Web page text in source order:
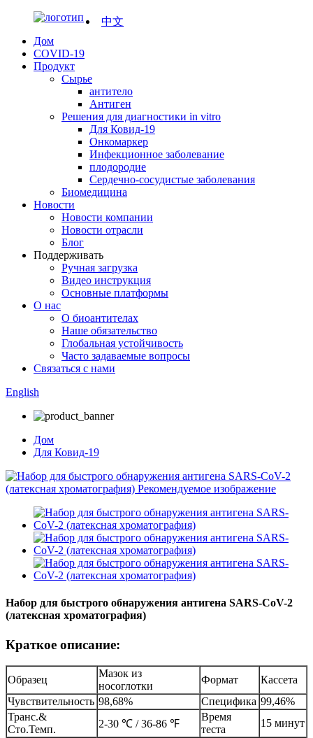
Дом
COVID-19
Продукт
Сырье
антитело
Антиген
Решения для диагностики in vitro
Для Ковид-19
Онкомаркер
Инфекционное заболевание
плодородие
Сердечно-сосудистые заболевания
Биомедицина
Новости
Новости компании
Новости отрасли
Блог
Поддерживать
Ручная загрузка
Видео инструкция
Основные платформы
О нас
О биоантителах
Наше обязательство
Глобальная устойчивость
Часто задаваемые вопросы
Связаться с нами
English
中文
Дом
Для Ковид-19
Набор для быстрого обнаружения антигена SARS-CoV-2
(латексная хроматография)
Краткое описание:
Образец
Мазок из
носоглотки
Формат
Кассета
Чувствительность 98,68% Специфика 99,46%
Транс.&
Сто.Темп.
2-30 ℃ / 36-86 ℉
Время
теста
15 минут